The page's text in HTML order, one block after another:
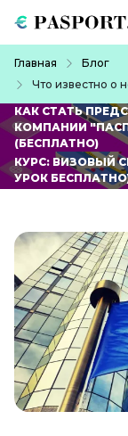
Главная
Блог
Что известно о
КАК СТАТЬ
КОМПАНИИ
(БЕСПЛАТНО)
КУРС: ВИЗОВЫЙ
УРОК